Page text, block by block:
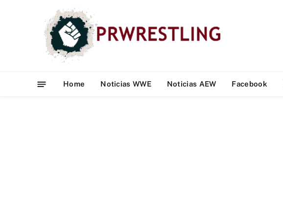
Home Noticias WWE Noticias AEW Facebook